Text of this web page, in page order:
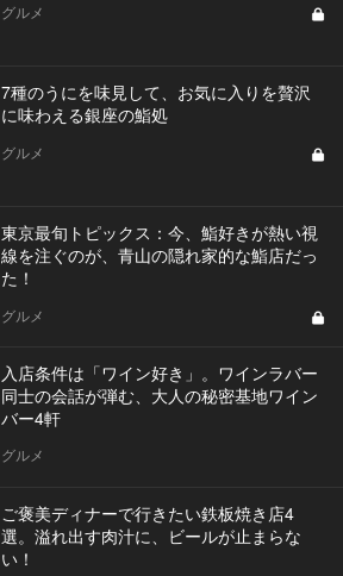
グルメ
7種のうにを味見して、お気に入りを贅沢
に味わえる銀座の鮨処
グルメ
東京最旬トピックス：今、鮨好きが熱い視
線を注ぐのが、青山の隠れ家的な鮨店だっ
た！
グルメ
入店条件は「ワイン好き」。ワインラバー
同士の会話が弾む、大人の秘密基地ワイン
バー4軒
グルメ
ご褒美ディナーで行きたい鉄板焼き店4
選。溢れ出す肉汁に、ビールが止まらな
い！